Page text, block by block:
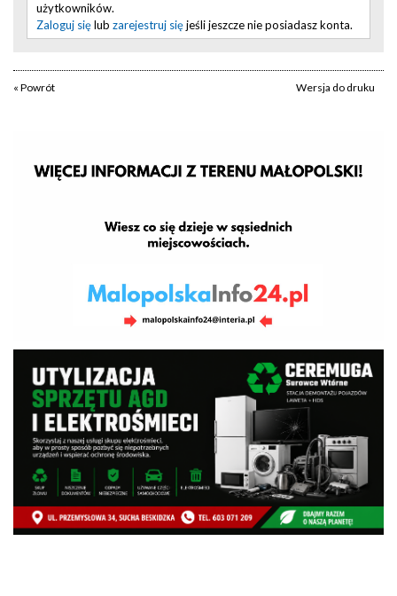
użytkowników.
Zaloguj sięlub zarejestruj sięjeśli jeszcze nie posiadasz konta.
« Powrót Wersja do druku